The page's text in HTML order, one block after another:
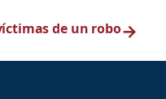
de un robo→